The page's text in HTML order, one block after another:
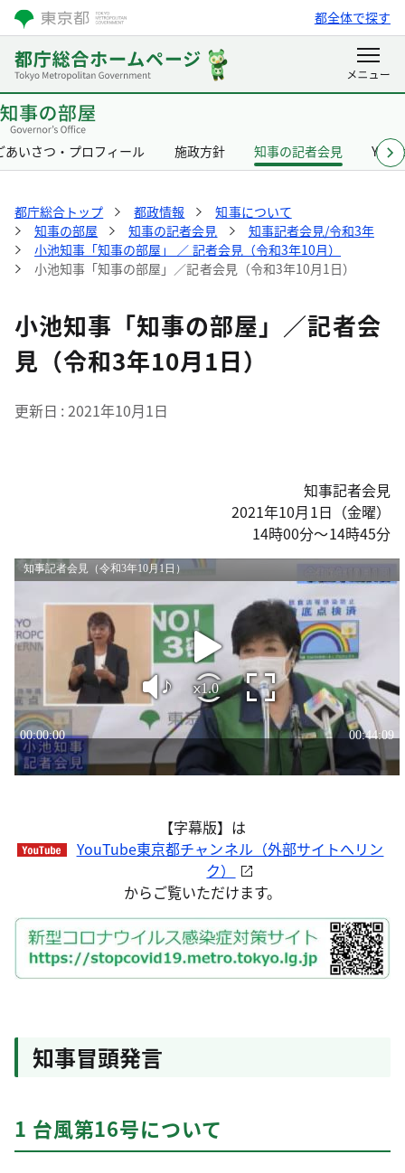
都全体で探す
あいさつ・プロフィール 施政方針 知事の記者会見
都庁総合トップ 都政情報
知事について
知事の部屋
知事の記者会見
知事記者会見/令和3年
小池知事「知事の部屋」 ／ 記者会見（令和3年10月）
小池知事「知事の部屋」／記者会見（令和3年10月1日）
小池知事「知事の部屋」／記者会
見（令和3年10月1日）
更新日 2021年10月1日
知事記者会見
2021年10月1日（金曜）
14時00分～14時45分
【字幕版】は
YouTube東京都チャンネル（外部サイトへリン
ク）
からご覧いただけます。
知事冒頭発言
1 台風第16号について